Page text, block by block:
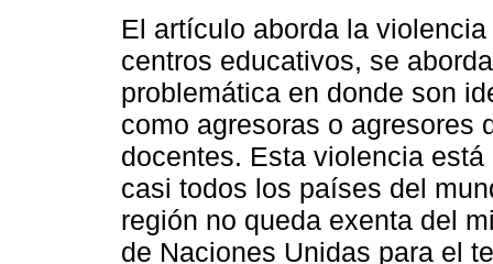
El artículo aborda la
centros educativos, se
problemática en donde son
como agresoras o agresores
docentes. Esta violencia está
casi todos los países del
región no queda exenta del
de Naciones Unidas para el